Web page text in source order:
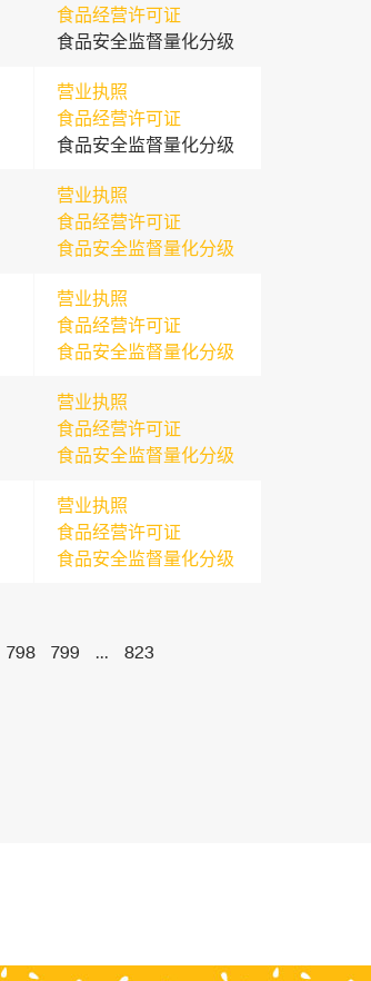
食品经营许可证
食品安全监督量化分级
营业执照
食品经营许可证
食品安全监督量化分级
营业执照
食品经营许可证
食品安全监督量化分级
营业执照
食品经营许可证
食品安全监督量化分级
营业执照
食品经营许可证
食品安全监督量化分级
营业执照
食品经营许可证
食品安全监督量化分级
798 799 ... 823